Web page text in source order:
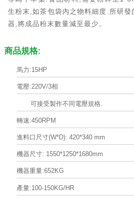
生粉末,如茶包袋內之物料細度.所研發
器,將成品粉末數量減至最少。
商品規格:
馬力:15HP
電壓:220V/3相
可接受製作不同電壓規格.
轉速:450RPM
進料口尺寸(W*D): 420*340 mm
機器尺寸: 1550*1250*1680mm
機器重量:652KG
產量:100-150KG/HR